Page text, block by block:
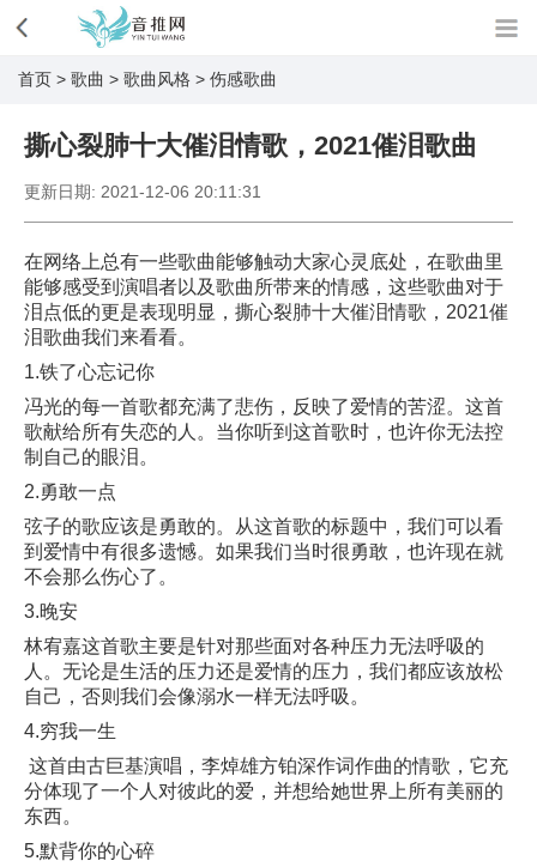
首页 > 歌曲 > 歌曲风格 > 伤感歌曲
撕心裂肺十大催泪情歌，2021催泪歌曲
更新日期: 2021-12-06 20:11:31
在网络上总有一些歌曲能够触动大家心灵底处，在歌曲里
能够感受到演唱者以及歌曲所带来的情感，这些歌曲对于
泪点低的更是表现明显，撕心裂肺十大催泪情歌，2021催
泪歌曲我们来看看。
1.铁了心忘记你
冯光的每一首歌都充满了悲伤，反映了爱情的苦涩。这首
歌献给所有失恋的人。当你听到这首歌时，也许你无法控
制自己的眼泪。
2.勇敢一点
弦子的歌应该是勇敢的。从这首歌的标题中，我们可以看
到爱情中有很多遗憾。如果我们当时很勇敢，也许现在就
不会那么伤心了。
3.晚安
林宥嘉这首歌主要是针对那些面对各种压力无法呼吸的
人。无论是生活的压力还是爱情的压力，我们都应该放松
自己，否则我们会像溺水一样无法呼吸。
4.穷我一生
这首由古巨基演唱，李焯雄方铂深作词作曲的情歌，它充
分体现了一个人对彼此的爱，并想给她世界上所有美丽的
东西。
5.默背你的心碎